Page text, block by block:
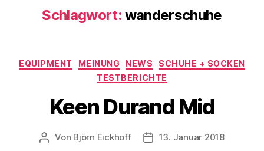
Schlagwort: wanderschuhe
Kategorien
EQUIPMENT MEINUNG NEWS
SCHUHE + SOCKEN
TESTBERICHTE
Keen Durand Mid
Beitragsautor
Von Björn Eickhoff Veröffentlichungsdatum
13. Januar 2018